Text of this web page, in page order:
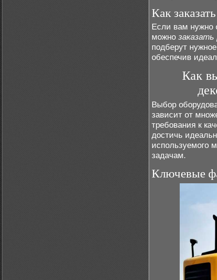
Как
Если вам нужно
можно
подберут
обеспечив
Как
Выбор
зависит от
требования к
достичь
используемого
задачам.
Ключевые